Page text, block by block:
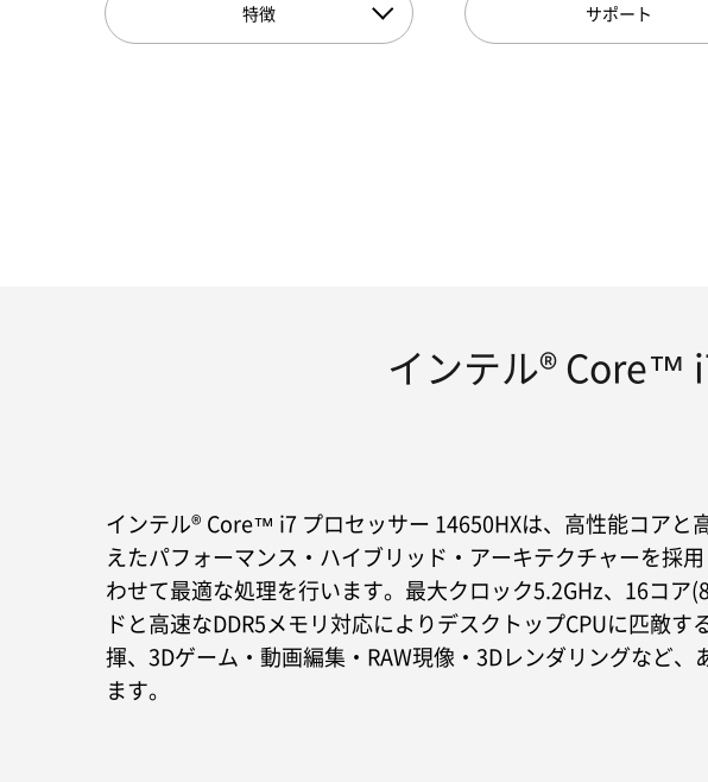
特徴 サポート
インテル® Core™
インテル® Core™ i7 プロセッサー 14650HXは、高性能コアと
えたパフォーマンス・ハイブリッド・アーキテクチャーを採
わせて最適な処理を行います。最大クロック5.2GHz、16コア
ドと高速なDDR5メモリ対応によりデスクトップCPUに匹敵す
揮、3Dゲーム・動画編集・RAW現像・3Dレンダリングなど、
ます。